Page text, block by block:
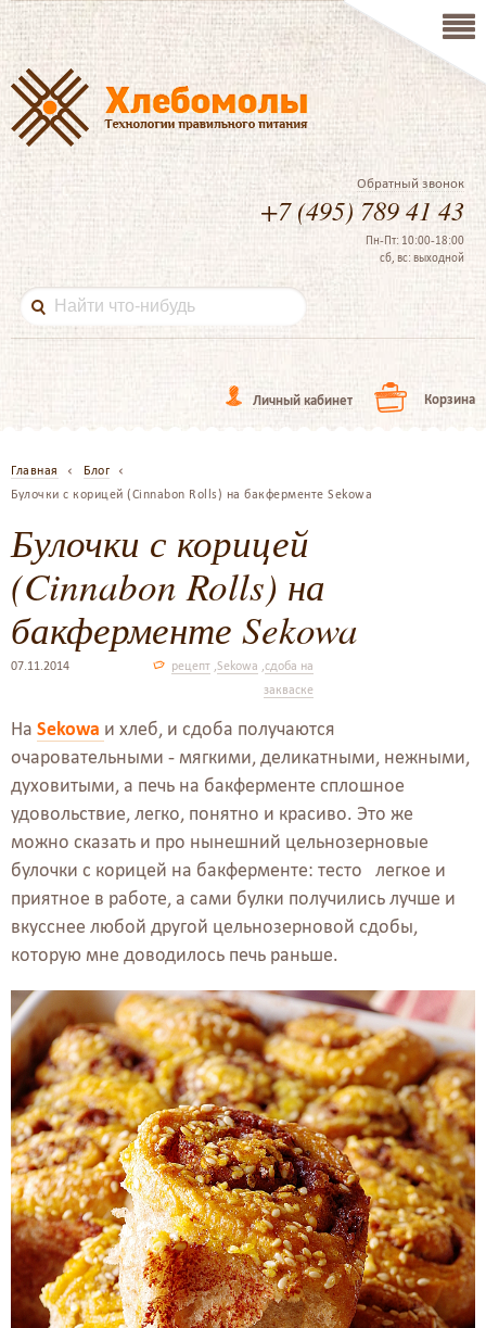
Обратный звонок
+7 (495) 789 41 43
Пн-Пт: 10:00-18:00
сб, вс: выходной
Личный кабинет Корзина
Главная
Блог
Булочки с корицей (Cinnabon Rolls) на бакферменте Sekowa
Булочки с корицей
(Cinnabon Rolls) на
бакферменте Sekowa
07.11.2014 рецепт,Sekowa ,сдоба на
закваске
На Sekowa и хлеб, и сдоба получаются
очаровательными - мягкими, деликатными, нежными,
духовитыми, а печь на бакферменте сплошное
удовольствие, легко, понятно и красиво. Это же
можно сказать и про нынешний цельнозерновые
булочки с корицей на бакферменте: тесто легкое и
приятное в работе, а сами булки получились лучше и
вкусснее любой другой цельнозерновой сдобы,
которую мне доводилось печь раньше.